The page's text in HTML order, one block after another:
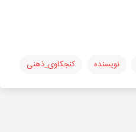
نویسنده کنجکاوی_ذهنی